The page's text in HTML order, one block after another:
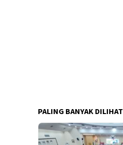
PALING BANYAK DILIHAT